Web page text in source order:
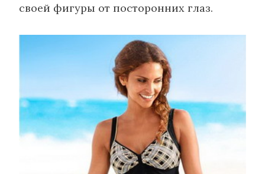
своей фигуры от посторонних глаз.